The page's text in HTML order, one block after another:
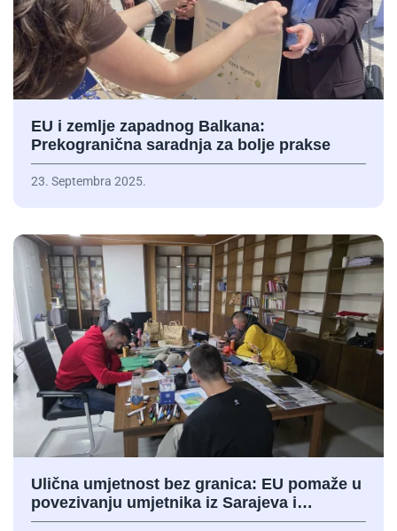
EU i zemlje zapadnog Balkana:
Prekogranična saradnja za bolje prakse
23. Septembra 2025.
Ulična umjetnost bez granica: EU pomaže u
povezivanju umjetnika iz Sarajeva i…